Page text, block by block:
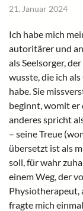
21. Januar 2024
Ich habe mich
autoritärer und
als Seelsorger,
wusste, die ich
habe. Sie
beginnt, womit er
anderes spricht
– seine Treue
übersetzt ist als
soll, für wahr
einem Weg, der
Physiotherapeut,
fragte mich